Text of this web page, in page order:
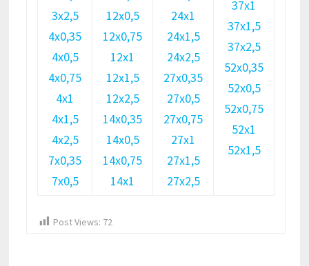
3х2,5
4х0,35
4х0,5
4х0,75
4х1
4х1,5
4х2,5
7х0,35
7х0,5
12х0,5
12х0,75
12х1
12х1,5
12х2,5
14х0,35
14х0,5
14х0,75
14х1
24х1
24х1,5
24х2,5
27х0,35
27х0,5
27х0,75
27х1
27х1,5
27х2,5
37х1
37х1,5
37х2,5
52х0,35
52х0,5
52х0,75
52х1
52х1,5
Post Views: 72